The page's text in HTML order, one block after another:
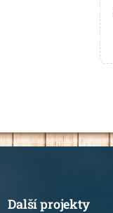
Další projekty